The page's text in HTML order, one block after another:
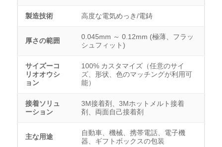
製造技術 高度な電気めっき/電鋳
厚さの範囲
0.045mm ～ 0.12mm (極薄、フラッ
シュフィット)
サイズーコ
リオオウシ
ョン
100% カスタマイズ（任意のサイ
ズ、形状、色のマッチングが利用可
能）
接着ソリュ
ーション
3M接着剤、3Mホットメルト接着
剤、両面自己接着剤
主な用途
自動車、機械、携帯電話、電子機
器、ギフトボックスの包装